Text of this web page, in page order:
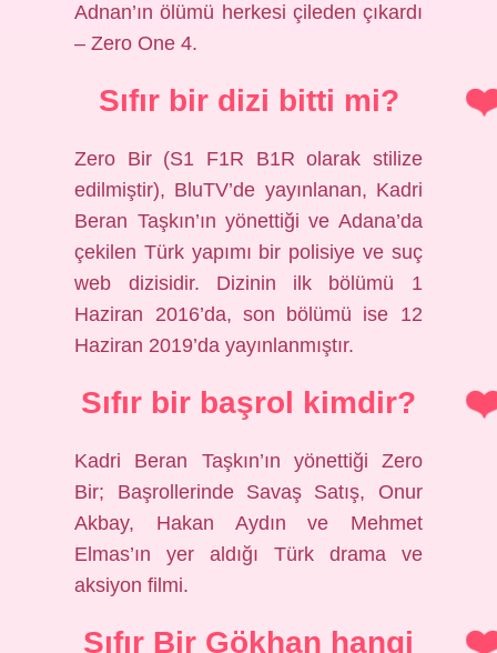
Adnan’ın ölümü herkesi çileden çıkardı
– Zero One 4.
Sıfır bir dizi bitti mi?
Zero Bir (S1 F1R B1R olarak stilize
edilmiştir), BluTV’de yayınlanan, Kadri
Beran Taşkın’ın yönettiği ve Adana’da
çekilen Türk yapımı bir polisiye ve suç
web dizisidir. Dizinin ilk bölümü 1
Haziran 2016’da, son bölümü ise 12
Haziran 2019’da yayınlanmıştır.
Sıfır bir başrol kimdir?
Kadri Beran Taşkın’ın yönettiği Zero
Bir; Başrollerinde Savaş Satış, Onur
Akbay, Hakan Aydın ve Mehmet
Elmas’ın yer aldığı Türk drama ve
aksiyon filmi.
Sıfır Bir Gökhan hangi